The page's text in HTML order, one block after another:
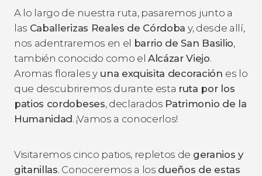
A lo largo de nuestra ruta, pasaremos junto a
las Caballerizas Reales de Córdoba y, desde allí,
nos adentraremos en el barrio de San Basilio,
también conocido como el Alcázar Viejo.
Aromas florales yuna exquisita decoración es lo
que descubriremos durante esta ruta por los
patios cordobeses, declarados Patrimonio de la
Humanidad. ¡Vamos a conocerlos!
Visitaremos cinco patios, repletos de geranios y
gitanillas. Conoceremos a los dueños de estas